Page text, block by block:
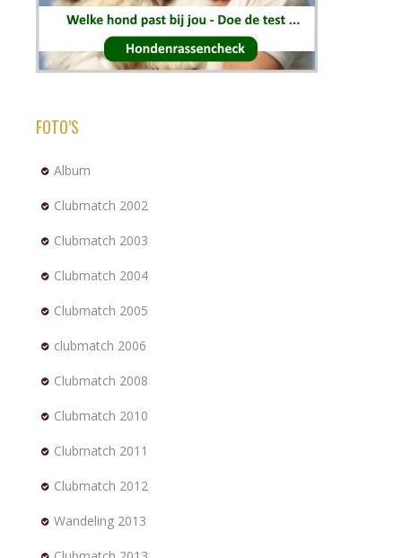
FOTO’S
Album
Clubmatch 2002
Clubmatch 2003
Clubmatch 2004
Clubmatch 2005
clubmatch 2006
Clubmatch 2008
Clubmatch 2010
Clubmatch 2011
Clubmatch 2012
Wandeling 2013